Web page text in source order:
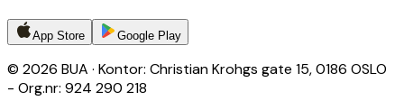
App Store Google Play
© 2026 BUA · Kontor: Christian Krohgs gate 15, 0186 OSLO
- Org.nr: 924 290 218